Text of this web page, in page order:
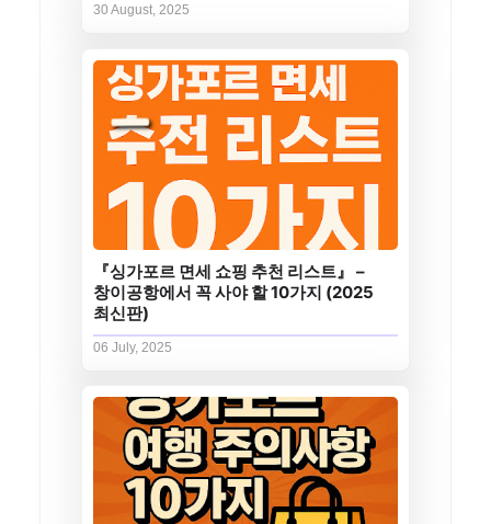
30 August, 2025
『싱가포르 면세 쇼핑 추천 리스트』 –
창이공항에서 꼭 사야 할 10가지 (2025
최신판)
06 July, 2025